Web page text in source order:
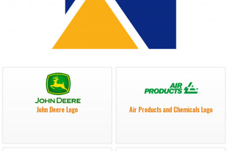
John Deere Logo Air Products and Chemicals Logo